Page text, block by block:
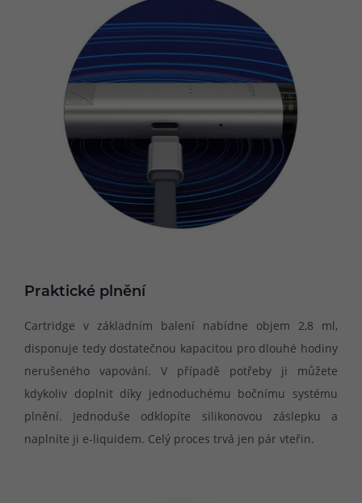
Praktické plnění
Cartridge v základním balení nabídne objem 2,8 ml,
disponuje tedy dostatečnou kapacitou pro dlouhé hodiny
nerušeného vapování. V případě potřeby ji můžete
kdykoliv doplnit díky jednoduchému bočnímu systému
plnění. Jednoduše odklopíte silikonovou záslepku a
naplníte ji e-liquidem. Celý proces trvá jen pár vteřin.